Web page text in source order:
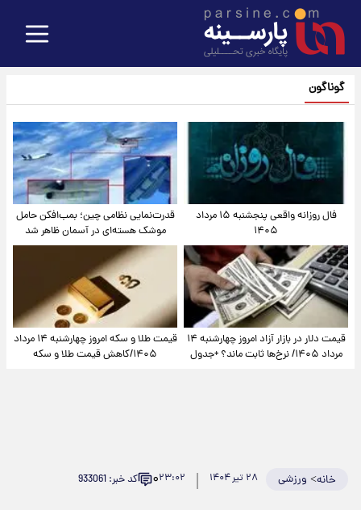
گوناگون
فال روزانه واقعی پنجشنبه ۱۵ مرداد
۱۴۰۵
قدرت‌نمایی نظامی چین؛ بمب‌افکن حامل
موشک هسته‌ای در آسمان ظاهر شد
قیمت دلار در بازار آزاد امروز چهارشنبه ۱۴
مرداد ۱۴۰۵/ نرخ‌ها ثابت ماند؟ +جدول
قیمت طلا و سکه امروز چهارشنبه ۱۴ مرداد
۱۴۰۵/کاهش قیمت طلا و سکه
خانه> ورزشی ۲۸ تیر ۱۴۰۴ ۲۳:۰۲۰ کد خبر: 933061